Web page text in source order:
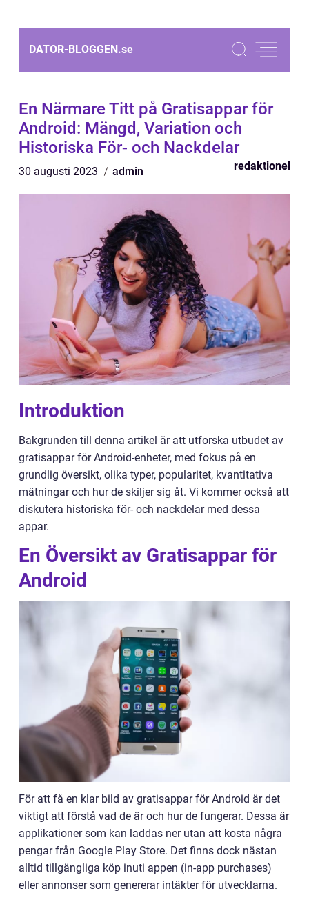
DATOR-BLOGGEN.se
En Närmare Titt på Gratisappar för
Android: Mängd, Variation och
Historiska För- och Nackdelar
30 augusti 2023 admin redaktionel
Introduktion
Bakgrunden till denna artikel är att utforska utbudet av
gratisappar för Android-enheter, med fokus på en
grundlig översikt, olika typer, popularitet, kvantitativa
mätningar och hur de skiljer sig åt. Vi kommer också att
diskutera historiska för- och nackdelar med dessa
appar.
En Översikt av Gratisappar för
Android
För att få en klar bild av gratisappar för Android är det
viktigt att förstå vad de är och hur de fungerar. Dessa är
applikationer som kan laddas ner utan att kosta några
pengar från Google Play Store. Det finns dock nästan
alltid tillgängliga köp inuti appen (in-app purchases)
eller annonser som genererar intäkter för utvecklarna.